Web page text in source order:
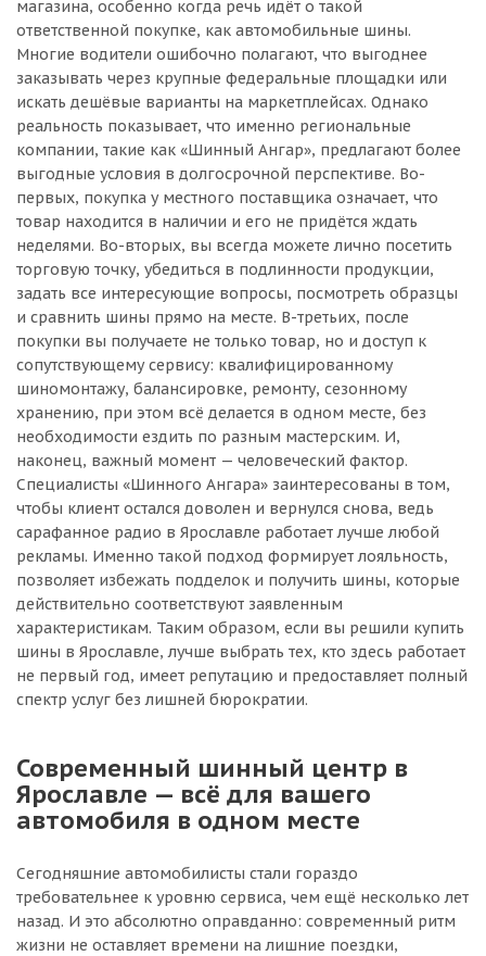
магазина, особенно когда речь идёт о такой
ответственной покупке, как автомобильные шины.
Многие водители ошибочно полагают, что выгоднее
заказывать через крупные федеральные площадки или
искать дешёвые варианты на маркетплейсах. Однако
реальность показывает, что именно региональные
компании, такие как «Шинный Ангар», предлагают более
выгодные условия в долгосрочной перспективе. Во-
первых, покупка у местного поставщика означает, что
товар находится в наличии и его не придётся ждать
неделями. Во-вторых, вы всегда можете лично посетить
торговую точку, убедиться в подлинности продукции,
задать все интересующие вопросы, посмотреть образцы
и сравнить шины прямо на месте. В-третьих, после
покупки вы получаете не только товар, но и доступ к
сопутствующему сервису: квалифицированному
шиномонтажу, балансировке, ремонту, сезонному
хранению, при этом всё делается в одном месте, без
необходимости ездить по разным мастерским. И,
наконец, важный момент — человеческий фактор.
Специалисты «Шинного Ангара» заинтересованы в том,
чтобы клиент остался доволен и вернулся снова, ведь
сарафанное радио в Ярославле работает лучше любой
рекламы. Именно такой подход формирует лояльность,
позволяет избежать подделок и получить шины, которые
действительно соответствуют заявленным
характеристикам. Таким образом, если вы решили купить
шины в Ярославле, лучше выбрать тех, кто здесь работает
не первый год, имеет репутацию и предоставляет полный
спектр услуг без лишней бюрократии.
Современный шинный центр в
Ярославле — всё для вашего
автомобиля в одном месте
Сегодняшние автомобилисты стали гораздо
требовательнее к уровню сервиса, чем ещё несколько лет
назад. И это абсолютно оправданно: современный ритм
жизни не оставляет времени на лишние поездки,